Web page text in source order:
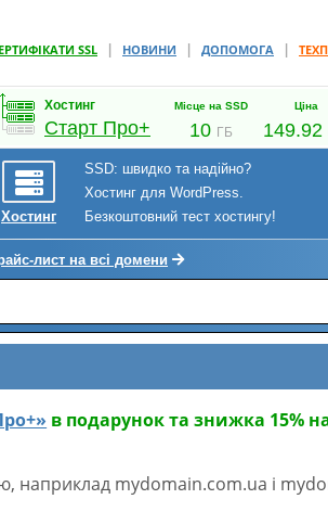
SSL | НОВИНИ | ДОПОМОГА |
Хостинг
Старт Про+
Місце на SSD Ціна
10 ГБ 149.92
Хостинг
SSD: швидко та надійно?
Хостинг для WordPress.
Безкоштовний тест хостингу!
лист на всі домени
в подарунок та знижка 15%
наприклад mydomain.com.ua і